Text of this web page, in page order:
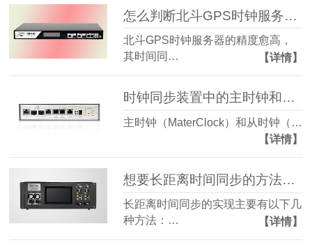
怎么判断北斗GPS时钟服务器的精度
北斗GPS时钟服务器的精度愈高，
其时间同…
【详情】
时钟同步装置中的主时钟和从时钟重要性有哪些？
主时钟（MaterClock）和从时钟（…
【详情】
想要长距离时间同步的方法有那些
长距离时间同步的实现主要有以下几
种方法：…
【详情】